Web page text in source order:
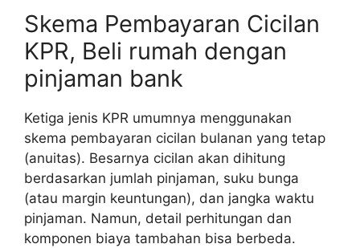
Skema Pembayaran Cicilan
KPR, Beli rumah dengan
pinjaman bank
Ketiga jenis KPR umumnya menggunakan
skema pembayaran cicilan bulanan yang tetap
(anuitas). Besarnya cicilan akan dihitung
berdasarkan jumlah pinjaman, suku bunga
(atau margin keuntungan), dan jangka waktu
pinjaman. Namun, detail perhitungan dan
komponen biaya tambahan bisa berbeda.